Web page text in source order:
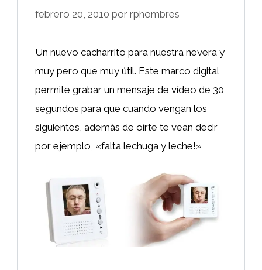
febrero 20, 2010 por rphombres
Un nuevo cacharrito para nuestra nevera y
muy pero que muy útil. Este marco digital
permite grabar un mensaje de vídeo de 30
segundos para que cuando vengan los
siguientes, además de oírte te vean decir
por ejemplo, «falta lechuga y leche!»